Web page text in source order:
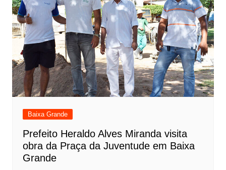
Baixa Grande
Prefeito Heraldo Alves Miranda visita
obra da Praça da Juventude em Baixa
Grande